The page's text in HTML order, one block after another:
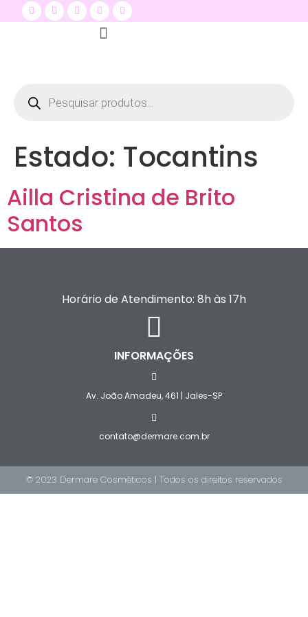
Estado: Tocantins
Ailla Cristina de Brito
Santos
Horário de Atendimento: 8h às 17h
INFORMAÇÕES
Av. João Amadeu, 461 | Jales-SP
contato@dermare.com.br
© 2023 Dermare Cosméticos | Todos os direitos reservados